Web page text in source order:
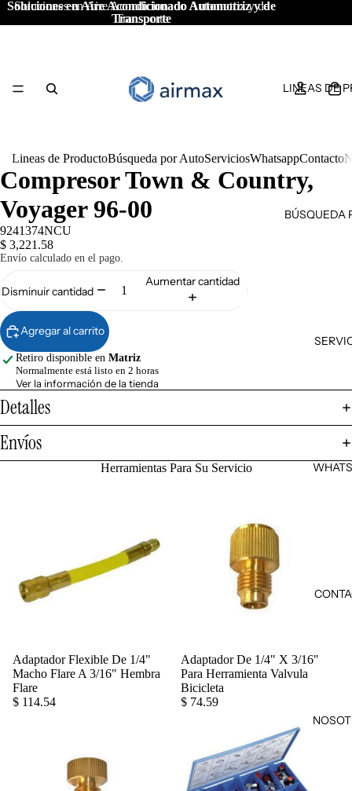
Soluciones en Aire Acondicionado Automotriz y de
Transporte
Soluciones en Aire Acondicionado Automotriz y de
Transporte
LINEAS DE
BÚSQUEDA
Lineas de ProductoBúsqueda por AutoServiciosWhatsappContacto
Compresor Town & Country,
Voyager 96-00
9241374NCU
$ 3,221.58
Envío calculado en el pago.
Disminuir cantidad
Aumentar cantidad
Agregar al carrito
Retiro disponible en Matriz
Normalmente está listo en 2 horas
Ver la información de la tienda
Detalles
Envíos
Herramientas Para Su Servicio
Agregar
Adaptador Flexible De 1/4"
Macho Flare A 3/16" Hembra
Flare
$ 114.54
Adaptador De 1/4" X 3/16"
Para Herramienta Valvula
Bicicleta
$ 74.59